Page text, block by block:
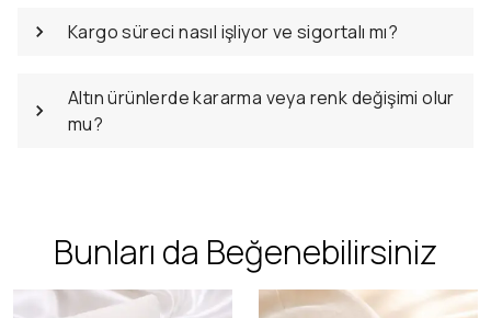
Kargo süreci nasıl işliyor ve sigortalı mı?
Altın ürünlerde kararma veya renk değişimi olur
mu?
Bunları da Beğenebilirsiniz